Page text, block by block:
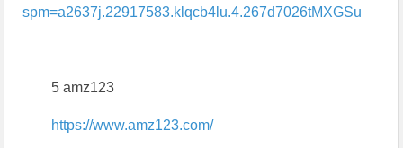
spm=a2637j.22917583.klqcb4lu.4.267d7026tMXGSu
5 amz123
https://www.amz123.com/